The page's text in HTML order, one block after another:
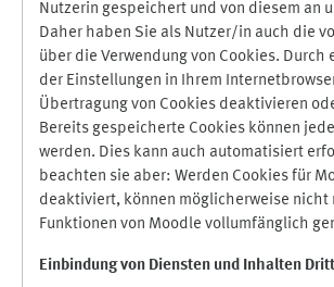
Nutzerin gespeichert und von diesem an
Daher haben Sie als Nutzer/in auch die
über die Verwendung von Cookies. Durch
der Einstellungen in Ihrem
Übertragung von Cookies deaktivieren
Bereits gespeicherte Cookies können
werden. Dies kann auch automatisiert
beachten sie aber: Werden Cookies für
deaktiviert, können möglicherweise nicht
Funktionen von Moodle vollumfänglich
Einbindung von Diensten und Inhalten